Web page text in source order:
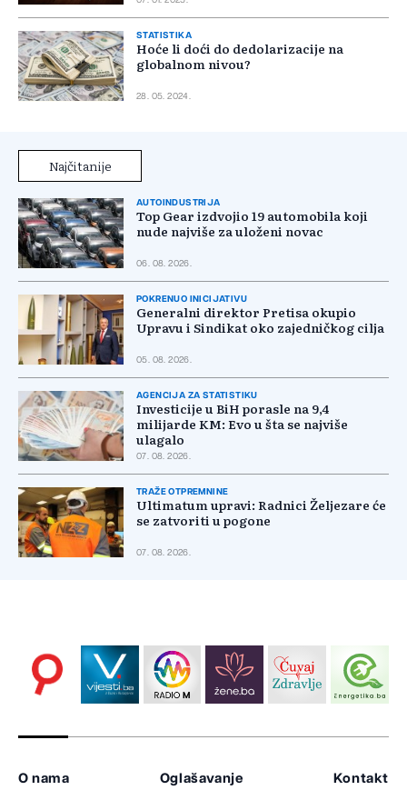
STATISTIKA
Hoće li doći do dedolarizacije na
globalnom nivou?
28. 05. 2024.
Najčitanije
AUTOINDUSTRIJA
Top Gear izdvojio 19 automobila koji
nude najviše za uloženi novac
06. 08. 2026.
POKRENUO INICIJATIVU
Generalni direktor Pretisa okupio
Upravu i Sindikat oko zajedničkog cilja
05. 08. 2026.
AGENCIJA ZA STATISTIKU
Investicije u BiH porasle na 9,4
milijarde KM: Evo u šta se najviše
ulagalo
07. 08. 2026.
TRAŽE OTPREMNINE
Ultimatum upravi: Radnici Željezare će
se zatvoriti u pogone
07. 08. 2026.
O nama Oglašavanje Kontakt